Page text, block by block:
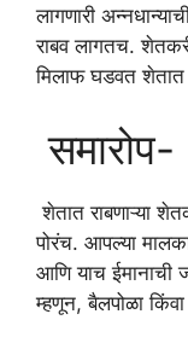
लागणारी
राबव लागतच.
मिलाफ घडवत
समारोप-
शेतात राबणाऱ्या
पोरंच. आपल्या
आणि याच ईमानाची
म्हणून, बैलपोळा